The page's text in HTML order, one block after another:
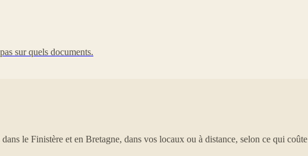
sur quels documents.
le Finistère et en Bretagne, dans vos locaux ou à distance, selon ce qui